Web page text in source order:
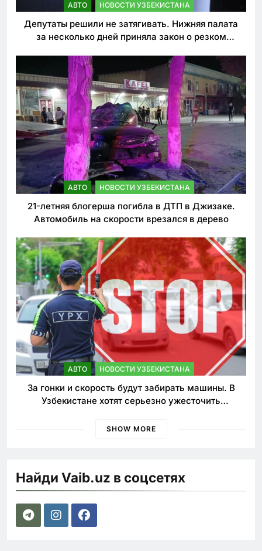
АВТО НОВОСТИ УЗБЕКИСТАНА
Депутаты решили не затягивать. Нижняя палата
за несколько дней приняла закон о резком
АВТО НОВОСТИ УЗБЕКИСТАНА
21-летняя блогерша погибла в ДТП в Джизаке.
Автомобиль на скорости врезался в дерево
АВТО НОВОСТИ УЗБЕКИСТАНА
За гонки и скорость будут забирать машины. В
Узбекистане хотят серьезно ужесточить
SHOW MORE
Найди Vaib.uz в соцсетях